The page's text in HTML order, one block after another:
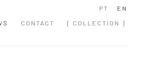
CONTACT [ COLLECTION ]
PT EN